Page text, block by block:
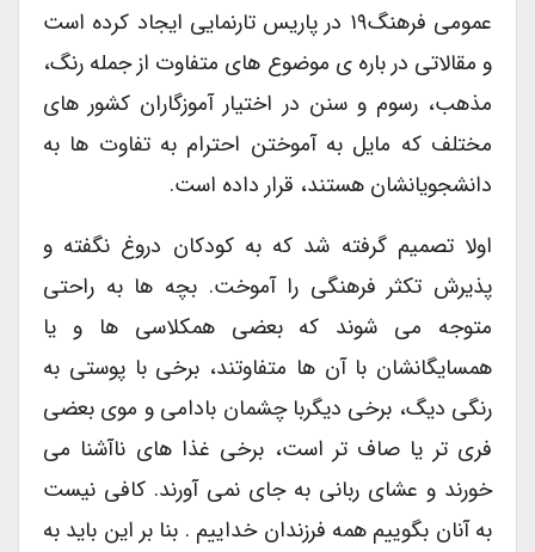
عمومی فرهنگ۱۹ در پاریس تارنمایی ایجاد کرده است
و مقالاتی در باره ی موضوع های متفاوت از جمله رنگ،
مذهب، رسوم و سنن در اختیار آموزگاران کشور های
مختلف که مایل به آموختن احترام به تفاوت ها به
دانشجویانشان هستند، قرار داده است.
اولا تصمیم گرفته شد که به کودکان دروغ نگفته و
پذیرش تکثر فرهنگی را آموخت. بچه ها به راحتی
متوجه می شوند که بعضی همکلاسی ها و یا
همسایگانشان با آن ها متفاوتند، برخی با پوستی به
رنگی دیگ، برخی دیگربا چشمان بادامی و موی بعضی
فری تر یا صاف تر است، برخی غذا های ناآشنا می
خورند و عشای ربانی به جای نمی آورند. کافی نیست
به آنان بگوییم همه فرزندان خداییم . بنا بر این باید به